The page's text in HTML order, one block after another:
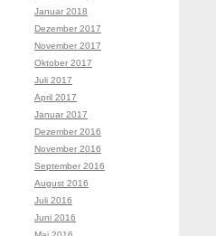
Januar 2018
Dezember 2017
November 2017
Oktober 2017
Juli 2017
April 2017
Januar 2017
Dezember 2016
November 2016
September 2016
August 2016
Juli 2016
Juni 2016